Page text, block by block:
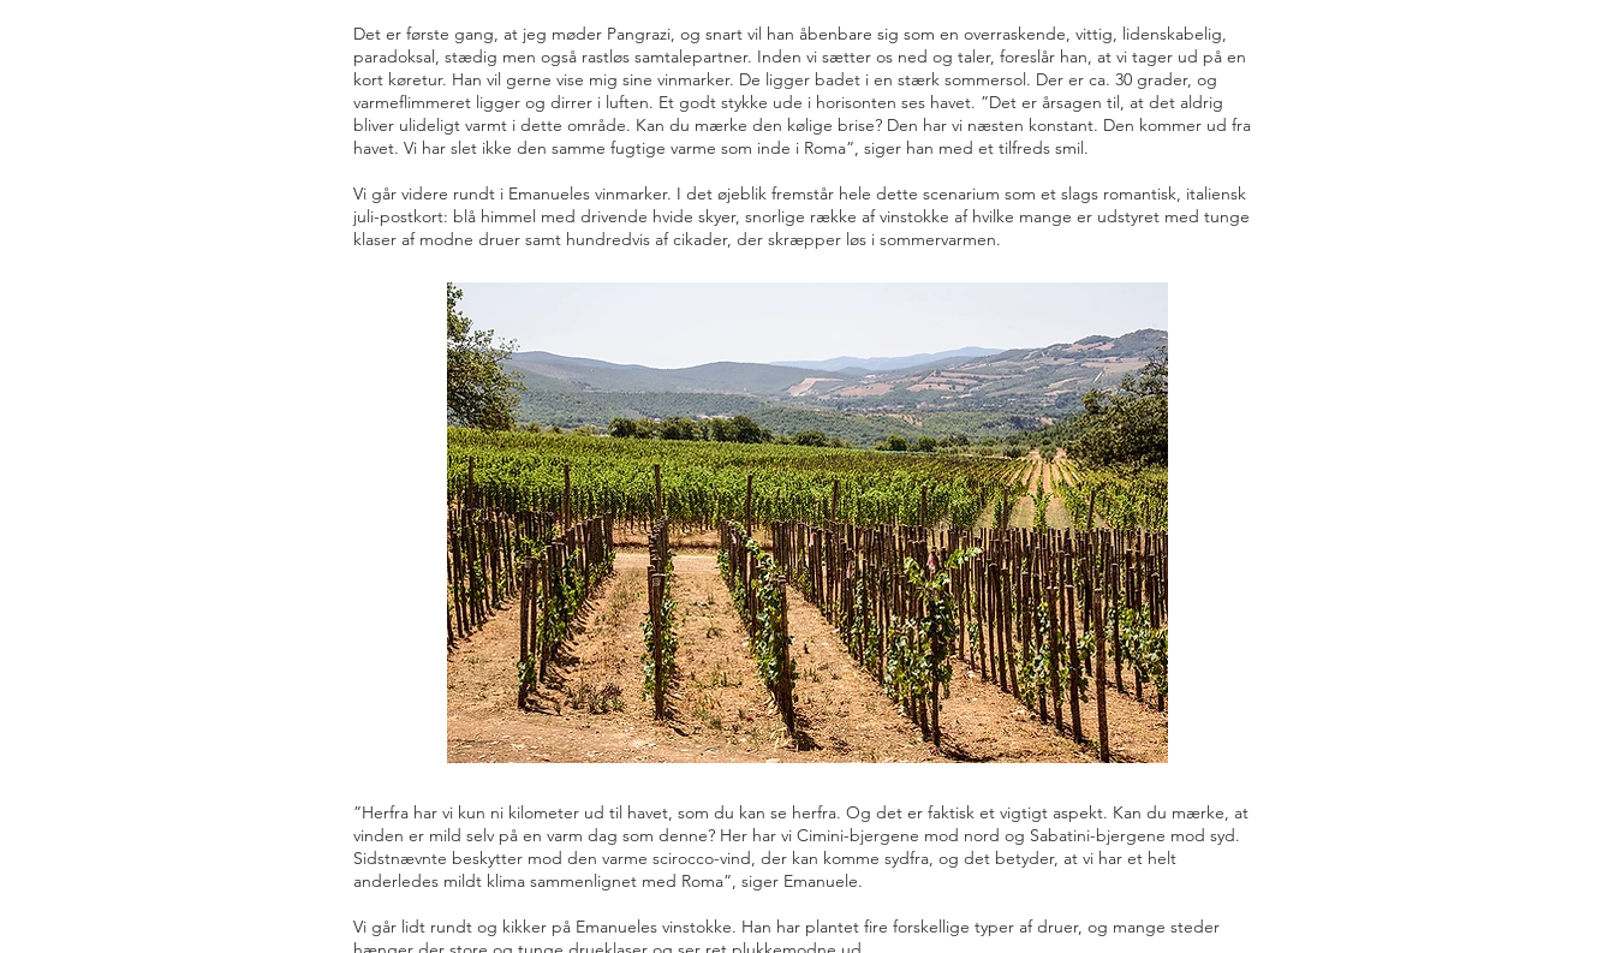
Det er første gang, at jeg møder Pangrazi, og snart vil han åbenbare sig som en overraskende, vittig, lidenskabelig,
paradoksal, stædig men også rastløs samtalepartner. Inden vi sætter os ned og taler, foreslår han, at vi tager ud på en
kort køretur. Han vil gerne vise mig sine vinmarker. De ligger badet i en stærk sommersol. Der er ca. 30 grader, og
varmeflimmeret ligger og dirrer i luften. Et godt stykke ude i horisonten ses havet. ”Det er årsagen til, at det aldrig
bliver ulideligt varmt i dette område. Kan du mærke den kølige brise? Den har vi næsten konstant. Den kommer ud fra
havet. Vi har slet ikke den samme fugtige varme som inde i Roma”, siger han med et tilfreds smil.
Vi går videre rundt i Emanueles vinmarker. I det øjeblik fremstår hele dette scenarium som et slags romantisk, italiensk
juli-postkort: blå himmel med drivende hvide skyer, snorlige række af vinstokke af hvilke mange er udstyret med tunge
klaser af modne druer samt hundredvis af cikader, der skræpper løs i sommervarmen.
”Herfra har vi kun ni kilometer ud til havet, som du kan se herfra. Og det er faktisk et vigtigt aspekt. Kan du mærke, at
vinden er mild selv på en varm dag som denne? Her har vi Cimini-bjergene mod nord og Sabatini-bjergene mod syd.
Sidstnævnte beskytter mod den varme scirocco-vind, der kan komme sydfra, og det betyder, at vi har et helt
anderledes mildt klima sammenlignet med Roma”, siger Emanuele.
Vi går lidt rundt og kikker på Emanueles vinstokke. Han har plantet fire forskellige typer af druer, og mange steder